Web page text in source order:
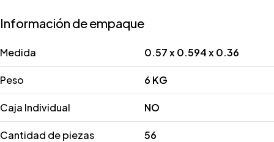
Información de empaque
Medida 0.57 x 0.594 x 0.36
Peso 6 KG
Caja Individual NO
Cantidad de piezas 56